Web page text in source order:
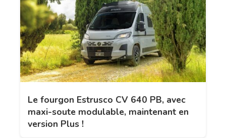
Le fourgon Estrusco CV 640 PB, avec
maxi-soute modulable, maintenant en
version Plus !